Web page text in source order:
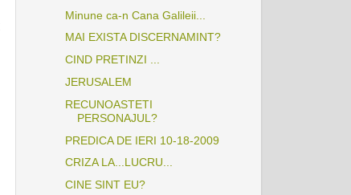
Minune ca-n Cana Galileii...
MAI EXISTA DISCERNAMINT?
CIND PRETINZI ...
JERUSALEM
RECUNOASTETI
PERSONAJUL?
PREDICA DE IERI 10-18-2009
CRIZA LA...LUCRU...
CINE SINT EU?